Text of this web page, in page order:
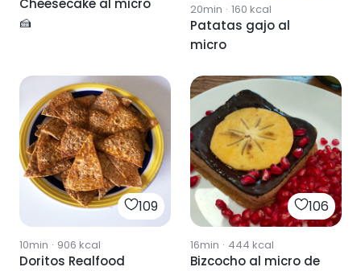
Cheesecake al micro
🍰
20min · 160 kcal
Patatas gajo al
micro
109
10min · 906 kcal
Doritos Realfood
106
16min · 444 kcal
Bizcocho al micro de